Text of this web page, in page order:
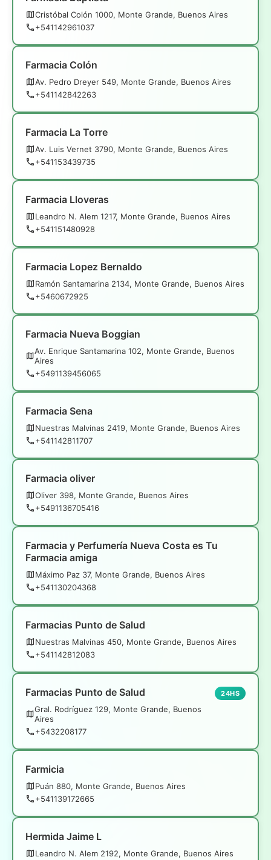
Cristóbal Colón 1000, Monte Grande, Buenos Aires
+541142961037
Farmacia Colón
Av. Pedro Dreyer 549, Monte Grande, Buenos Aires
+541142842263
Farmacia La Torre
Av. Luis Vernet 3790, Monte Grande, Buenos Aires
+541153439735
Farmacia Lloveras
Leandro N. Alem 1217, Monte Grande, Buenos Aires
+541151480928
Farmacia Lopez Bernaldo
Ramón Santamarina 2134, Monte Grande, Buenos Aires
+5460672925
Farmacia Nueva Boggian
Av. Enrique Santamarina 102, Monte Grande, Buenos
Aires
+5491139456065
Farmacia Sena
Nuestras Malvinas 2419, Monte Grande, Buenos Aires
+541142811707
Farmacia oliver
Oliver 398, Monte Grande, Buenos Aires
+5491136705416
Farmacia y Perfumería Nueva Costa es Tu
Farmacia amiga
Máximo Paz 37, Monte Grande, Buenos Aires
+541130204368
Farmacias Punto de Salud
Nuestras Malvinas 450, Monte Grande, Buenos Aires
+541142812083
Farmacias Punto de Salud
Gral. Rodríguez 129, Monte Grande, Buenos
Aires
+5432208177
24HS
Farmicia
Puán 880, Monte Grande, Buenos Aires
+541139172665
Hermida Jaime L
Leandro N. Alem 2192, Monte Grande, Buenos Aires